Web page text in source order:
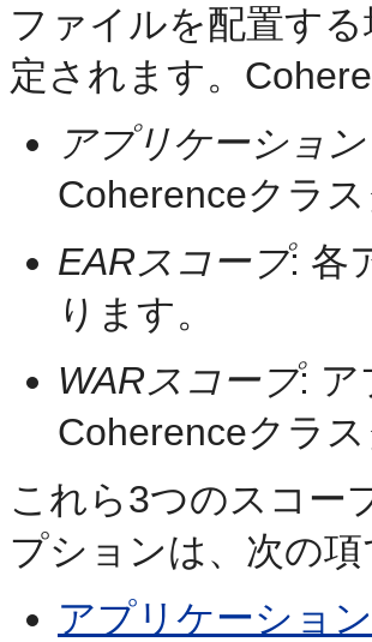
ファイルを配置す
定されます。
アプリケーショ
Coherenceクラ
EARスコープ: 各
ります。
WARスコープ: ア
Coherenceクラ
これら3つのスコー
プションは、次の
アプリケーショ